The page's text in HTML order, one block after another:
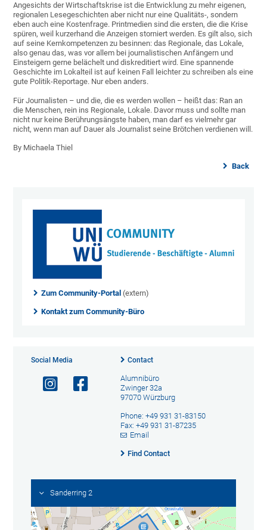
Angesichts der Wirtschaftskrise ist die Entwicklung zu mehr eigenen,
regionalen Lesegeschichten aber nicht nur eine Qualitäts-, sondern
eben auch eine Kostenfrage. Printmedien sind die ersten, die die Krise
spüren, weil kurzerhand die Anzeigen storniert werden. Es gilt also, sich
auf seine Kernkompetenzen zu besinnen: das Regionale, das Lokale,
also genau das, was vor allem bei journalistischen Anfängern und
Einsteigern gerne belächelt und diskreditiert wird. Eine spannende
Geschichte im Lokalteil ist auf keinen Fall leichter zu schreiben als eine
gute Politik-Reportage. Nur eben anders.
Für Journalisten – und die, die es werden wollen – heißt das: Ran an
die Menschen, rein ins Regionale, Lokale. Davor muss und sollte man
nicht nur keine Berührungsängste haben, man darf es vielmehr gar
nicht, wenn man auf Dauer als Journalist seine Brötchen verdienen will.
By Michaela Thiel
Back
Zum Community-Portal (extern)
Kontakt zum Community-Büro
Social Media Contact
Alumnibüro
Zwinger 32a
97070 Würzburg
Phone: +49 931 31-83150
Fax: +49 931 31-87235
Email
Find Contact
Sanderring 2